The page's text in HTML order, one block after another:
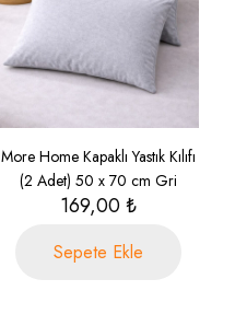
More Home Kapaklı Yastık Kılıfı
(2 Adet) 50 x 70 cm Gri
169,00₺
Sepete Ekle